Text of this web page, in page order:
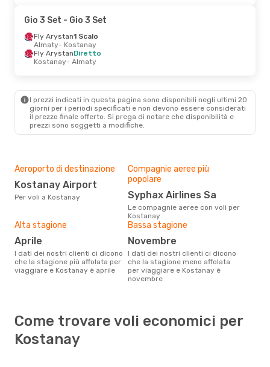
Gio 3 Set - Gio 3 Set
Fly Arystan1 Scalo
Almaty- Kostanay
Fly ArystanDiretto
Kostanay- Almaty
I prezzi indicati in questa pagina sono disponibili negli ultimi 20
giorni per i periodi specificati e non devono essere considerati
il ​​prezzo finale offerto. Si prega di notare che disponibilità e
prezzi sono soggetti a modifiche.
Aeroporto di destinazione
Kostanay Airport
Per voli a Kostanay
Compagnie aeree più
popolare
Syphax Airlines Sa
Le compagnie aeree con voli per
Kostanay
Alta stagione
aprile
I dati dei nostri clienti ci dicono
che la stagione più affolata per
viaggiare e Kostanay è aprile
Bassa stagione
novembre
I dati dei nostri clienti ci dicono
che la stagione meno affolata
per viaggiare e Kostanay è
novembre
Come trovare voli economici per
Kostanay